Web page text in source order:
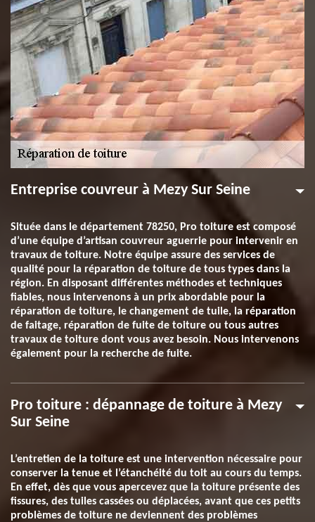
Entreprise couvreur à Mezy Sur Seine
Située dans le département 78250, Pro toiture est composé
d’une équipe d’artisan couvreur aguerrie pour intervenir en
travaux de toiture. Notre équipe assure des services de
qualité pour la réparation de toiture de tous types dans la
région. En disposant différentes méthodes et techniques
fiables, nous intervenons à un prix abordable pour la
réparation de toiture, le changement de tuile, la réparation
de faitage, réparation de fuite de toiture ou tous autres
travaux de toiture dont vous avez besoin. Nous intervenons
également pour la recherche de fuite.
Pro toiture : dépannage de toiture à Mezy
Sur Seine
L’entretien de la toiture est une intervention nécessaire pour
conserver la tenue et l’étanchéité du toit au cours du temps.
En effet, dès que vous apercevez que la toiture présente des
fissures, des tuiles cassées ou déplacées, avant que ces petits
problèmes de toiture ne deviennent des problèmes